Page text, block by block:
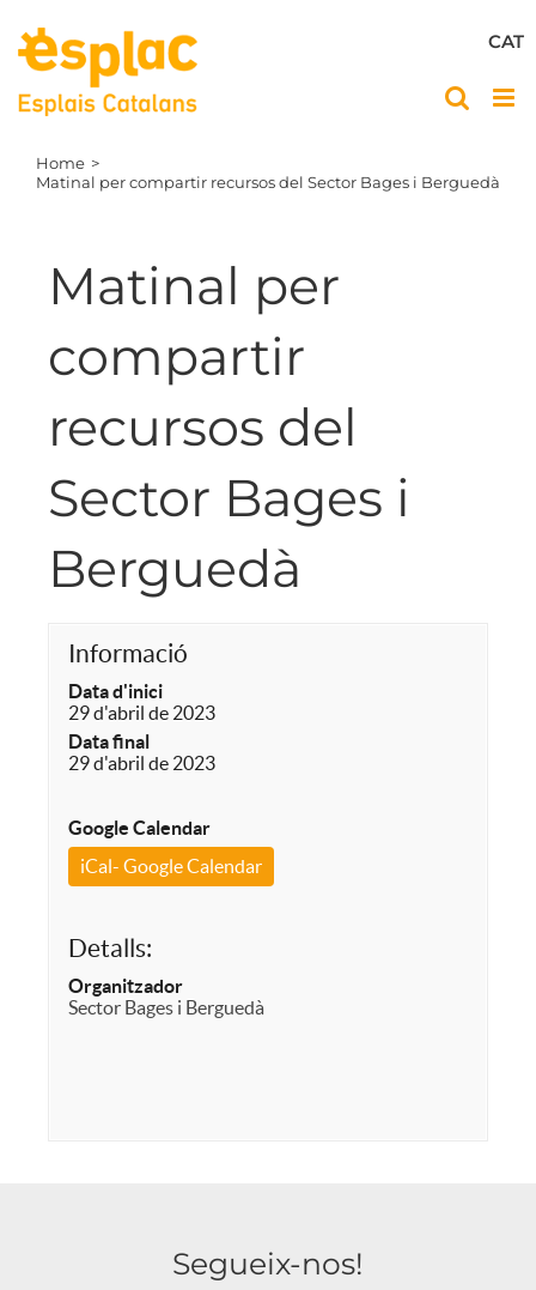
content
CAT
Home
Matinal per compartir recursos del Sector Bages i Berguedà
Matinal per
compartir
recursos del
Sector Bages i
Berguedà
Informació
Data d'inici
29 d'abril de 2023
Data final
29 d'abril de 2023
Google Calendar
iCal- Google Calendar
Detalls:
Organitzador
Sector Bages i Berguedà
Segueix-nos!